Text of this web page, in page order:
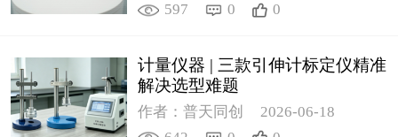
597
0 0
计量仪器 | 三款引伸计标定仪精准
解决选型难题
作者：普天同创
2026-06-18